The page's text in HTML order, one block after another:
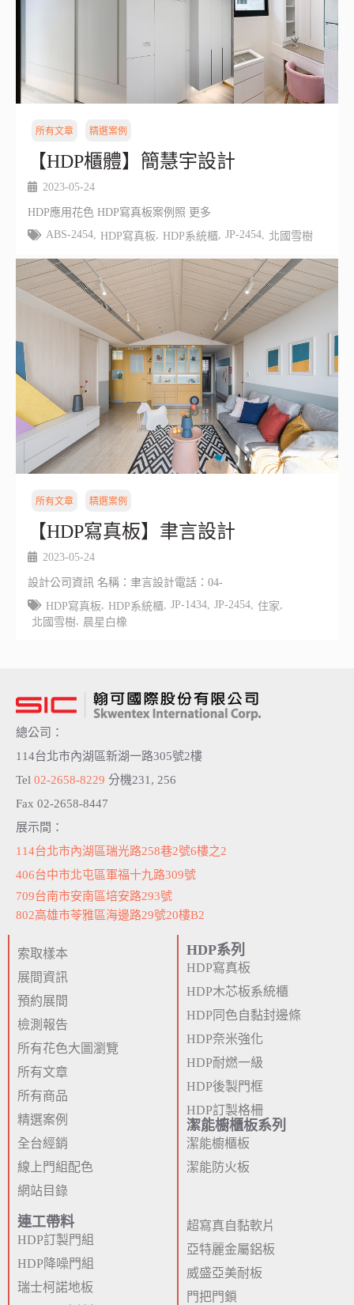
所有文章 精選案例
【HDP櫃體】簡慧宇設計
2023-05-24
HDP應用花色 HDP寫真板案例照 更多
ABS-2454, HDP寫真板, HDP系統櫃, JP-2454, 北國雪樹
所有文章 精選案例
【HDP寫真板】聿言設計
2023-05-24
設計公司資訊 名稱：聿言設計電話：04-
HDP寫真板, HDP系統櫃, JP-1434, JP-2454, 住家,
北國雪樹, 晨星白橡
總公司：
114台北市內湖區新湖一路305號2樓
Tel 02-2658-8229 分機231, 256
Fax 02-2658-8447
展示間：
114台北市內湖區瑞光路258巷2號6樓之2
406台中市北屯區軍福十九路309號
709台南市安南區培安路293號
802高雄市苓雅區海邊路29號20樓B2
索取樣本
展間資訊
預約展間
檢測報告
所有花色大圖瀏覽
所有文章
所有商品
精選案例
全台經銷
線上門組配色
網站目錄
HDP系列
HDP寫真板
HDP木芯板系統櫃
HDP同色自黏封邊條
HDP奈米強化
HDP耐燃一級
HDP後製門框
HDP訂製格柵
潔能櫥櫃板系列
潔能櫥櫃板
潔能防火板
連工帶料
HDP訂製門組
HDP降噪門組
瑞士柯諾地板
超寫真自黏軟片
亞特麗金屬鋁板
威盛亞美耐板
門把門鎖